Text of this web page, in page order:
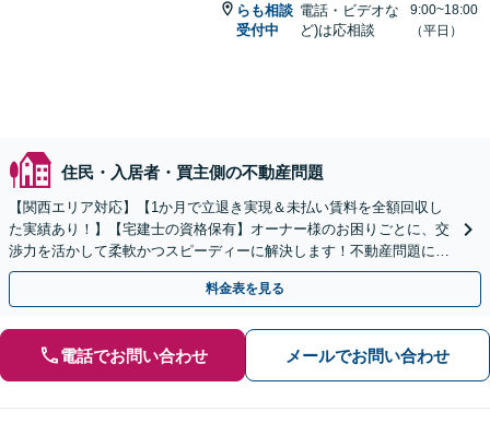
らも相談
受付中
電話・ビデオな
ど)は応相談
9:00~18:00
（平日）
住民・入居者・買主側の不動産問題
【関西エリア対応】【1か月で立退き実現＆未払い賃料を全額回収し
た実績あり！】【宅建士の資格保有】オーナー様のお困りごとに、交
渉力を活かして柔軟かつスピーディーに解決します！不動産問題に幅
広く対応しています。
料金表を見る
電話でお問い合わせ メールでお問い合わせ